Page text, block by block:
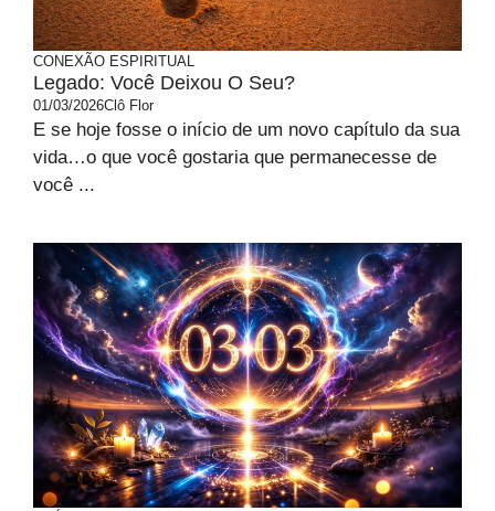
CONEXÃO ESPIRITUAL
Legado: Você Deixou O Seu?
01/03/2026Clô Flor
E se hoje fosse o início de um novo capítulo da sua
vida…o que você gostaria que permanecesse de
você ...